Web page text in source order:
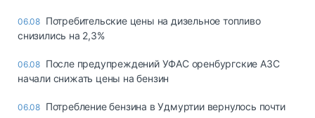
06.08 Потребительские цены на дизельное топливо
снизились на 2,3%
06.08 После предупреждений УФАС оренбургские АЗС
начали снижать цены на бензин
06.08 Потребление бензина в Удмуртии вернулось почти